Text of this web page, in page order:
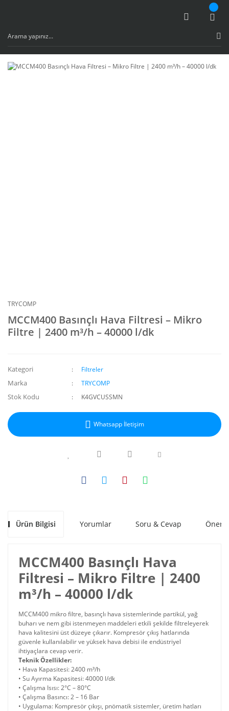
TRYCOMP
MCCM400 Basınçlı Hava Filtresi – Mikro
Filtre | 2400 m³/h – 40000 l/dk
Kategori Filtreler
Marka TRYCOMP
Stok Kodu K4GVCUSSMN
Whatsapp İletişim
Ürün Bilgisi Yorumlar Soru & Cevap
MCCM400 Basınçlı Hava
Filtresi – Mikro Filtre | 2400
m³/h – 40000 l/dk
MCCM400 mikro filtre, basınçlı hava sistemlerinde partikül, yağ
buharı ve nem gibi istenmeyen maddeleri etkili şekilde filtreleyerek
hava kalitesini üst düzeye çıkarır. Kompresör çıkış hatlarında
güvenle kullanılabilir ve yüksek hava debisi ile endüstriyel
ihtiyaçlara cevap verir.
Teknik Özellikler:
• Hava Kapasitesi: 2400 m³/h
• Su Ayırma Kapasitesi: 40000 l/dk
• Çalışma Isısı: 2°C – 80°C
• Çalışma Basıncı: 2 – 16 Bar
• Uygulama: Kompresör çıkışı, pnömatik sistemler, üretim hatları